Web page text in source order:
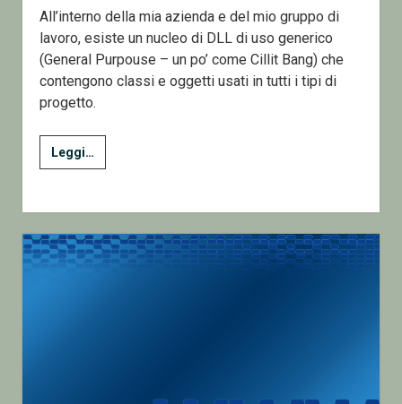
All’interno della mia azienda e del mio gruppo di
lavoro, esiste un nucleo di DLL di uso generico
(General Purpouse – un po’ come Cillit Bang) che
contengono classi e oggetti usati in tutti i tipi di
progetto.
Leggi…
un
Web
con
riferimenti